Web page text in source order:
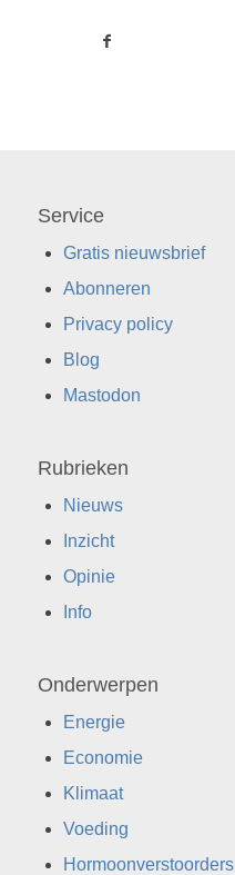
Service
Gratis nieuwsbrief
Abonneren
Privacy policy
Blog
Mastodon
Rubrieken
Nieuws
Inzicht
Opinie
Info
Onderwerpen
Energie
Economie
Klimaat
Voeding
Hormoonverstoorders